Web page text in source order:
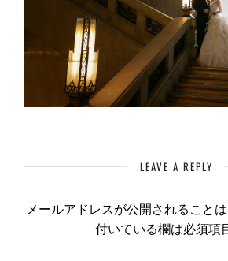
LEAVE A REPLY
メールアドレスが公開されることは
付いている欄は必須項